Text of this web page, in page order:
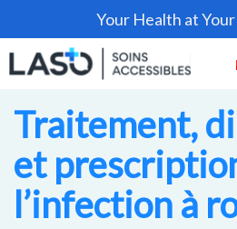
Your Health at
Traitement,
et
l’infection à